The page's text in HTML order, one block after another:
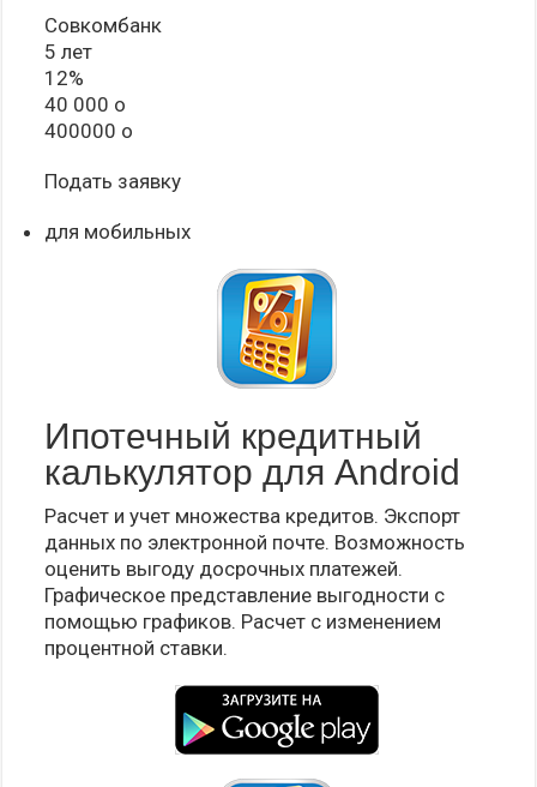
Совкомбанк
5 лет
12%
40 000 o
400000 o
Подать заявку
для мобильных
Ипотечный кредитный
калькулятор для Android
Расчет и учет множества кредитов. Экспорт
данных по электронной почте. Возможность
оценить выгоду досрочных платежей.
Графическое представление выгодности с
помощью графиков. Расчет с изменением
процентной ставки.